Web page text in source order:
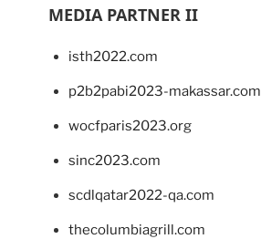
MEDIA PARTNER II
isth2022.com
p2b2pabi2023-makassar.com
wocfparis2023.org
sinc2023.com
scdlqatar2022-qa.com
thecolumbiagrill.com